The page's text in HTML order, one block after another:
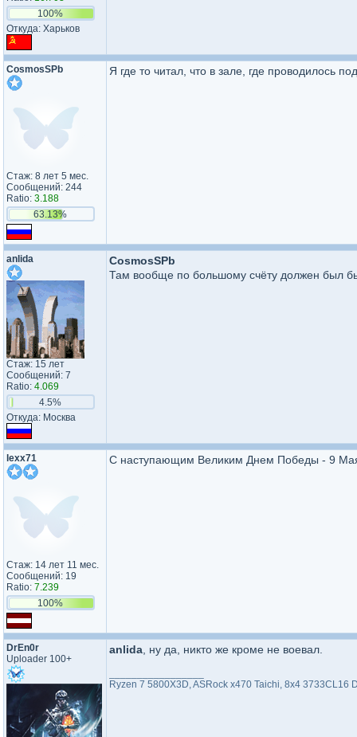
100%
Откуда: Харьков
CosmosSPb
Стаж: 8 лет 5 мес.
Сообщений: 244
Ratio: 3.188
63.13%
Я где то читал, что в зале, где проводилось
anlida
Стаж: 15 лет
Сообщений: 7
Ratio: 4.069
4.5%
Откуда: Москва
CosmosSPb
Там вообще по большому счёту должен был
lexx71
Стаж: 14 лет 11 мес.
Сообщений: 19
Ratio: 7.239
100%
С наступающим Великим Днем Победы - 9
DrEn0r
Uploader 100+
anlida , ну да, никто же кроме не воевал.
Ryzen 7 5800X3D, ASRock x470 Taichi, 8x4 3733CL16